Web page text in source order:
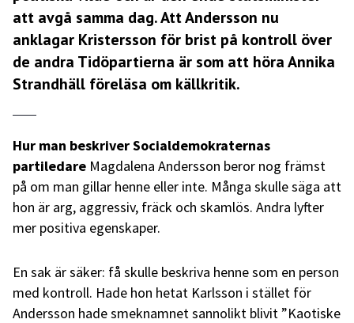
att avgå samma dag. Att Andersson nu
anklagar Kristersson för brist på kontroll över
de andra Tidöpartierna är som att höra Annika
Strandhäll föreläsa om källkritik.
Hur man beskriver Socialdemokraternas
partiledare Magdalena Andersson beror nog främst
på om man gillar henne eller inte. Många skulle säga att
hon är arg, aggressiv, fräck och skamlös. Andra lyfter
mer positiva egenskaper.
En sak är säker: få skulle beskriva henne som en person
med kontroll. Hade hon hetat Karlsson i stället för
Andersson hade smeknamnet sannolikt blivit ”Kaotiske